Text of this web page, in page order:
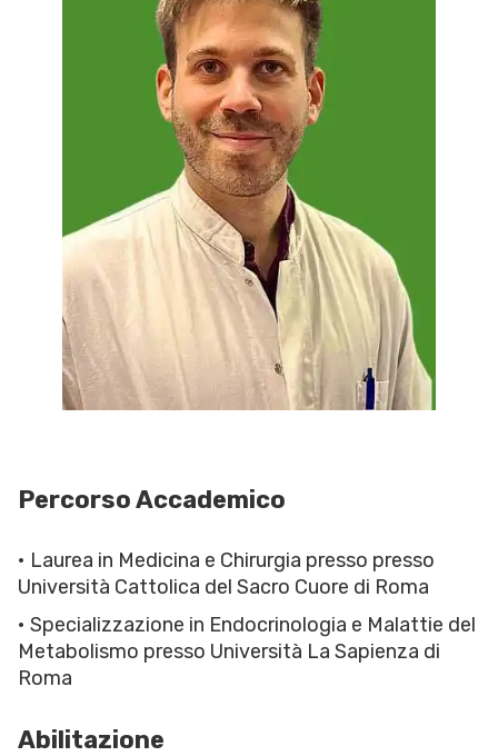
Percorso Accademico
• Laurea in Medicina e Chirurgia presso presso
Università Cattolica del Sacro Cuore di Roma
• Specializzazione in Endocrinologia e Malattie del
Metabolismo presso Università La Sapienza di
Roma
Abilitazione